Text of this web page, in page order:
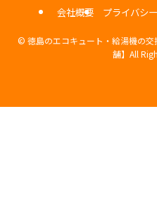
会社概要 プライバシ
© 徳島のエコキュート・給湯機の
舗】All